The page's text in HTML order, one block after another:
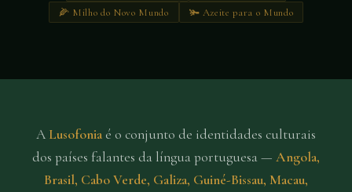
🌽 Milho do Novo Mundo
🫚 Azeite para o Mundo
A Lusofonia é o conjunto de identidades culturais
dos países falantes da língua portuguesa — Angola,
Brasil, Cabo Verde, Galiza, Guiné-Bissau, Macau,